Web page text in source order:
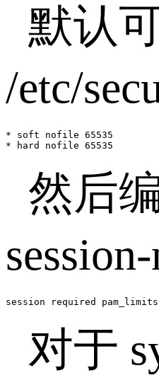
默认
/etc/
* soft nofile 65535
* hard nofile 65535
然后
session required
对于